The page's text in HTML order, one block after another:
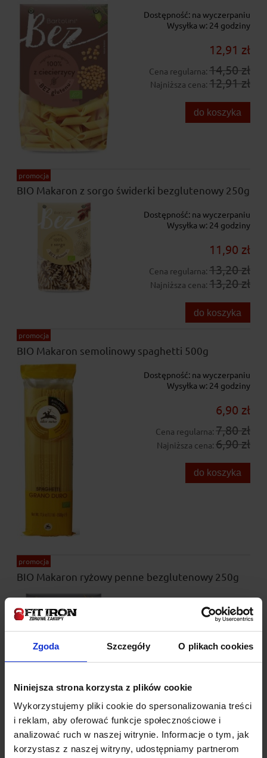
Zgoda Szczegóły O plikach cookies
Niniejsza strona korzysta z plików cookie
Wykorzystujemy pliki cookie do spersonalizowania treści
i reklam, aby oferować funkcje społecznościowe i
analizować ruch w naszej witrynie. Informacje o tym, jak
korzystasz z naszej witryny, udostępniamy partnerom
Dostępność: na wyczerpaniu
Wysyłka w: 24 godziny
12,91 zł
Cena regularna: 14,50 zł
Najniższa cena: 12,91 zł
do koszyka
BIO Makaron z sorgo świderki bezglutenowy 250g
Dostępność: na wyczerpaniu
Wysyłka w: 24 godziny
11,90 zł
Cena regularna: 13,20 zł
Najniższa cena: 13,20 zł
do koszyka
promocja
BIO Makaron semolinowy spaghetti 500g
Dostępność: na wyczerpaniu
Wysyłka w: 24 godziny
6,90 zł
Cena regularna: 7,80 zł
Najniższa cena: 6,90 zł
do koszyka
promocja
BIO Makaron ryżowy penne bezglutenowy 250g
Dostępność:na wyczerpaniu
Wysyłka w:24 godziny
10,71 zł
promocja
promocja